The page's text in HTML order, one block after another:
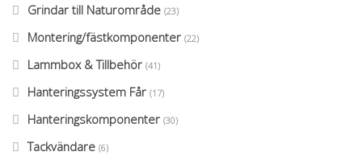
Grindar till Naturområde (23)
Montering/fästkomponenter (22)
Lammbox & Tillbehör (41)
Hanteringssystem Får (17)
Hanteringskomponenter (30)
Tackvändare (6)